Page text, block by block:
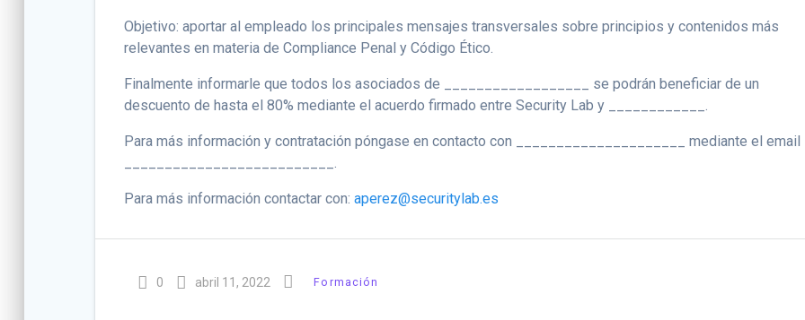
Objetivo: aportar al empleado los principales mensajes transversales sobre principios y contenidos más
relevantes en materia de Compliance Penal y Código Ético.
Finalmente informarle que todos los asociados de __________________ se podrán beneficiar de un
descuento de hasta el 80% mediante el acuerdo firmado entre Security Lab y ____________.
Para más información y contratación póngase en contacto con _____________________ mediante el email
Para más información contactar con:aperez@securitylab.es
0 abril 11, 2022 Formación